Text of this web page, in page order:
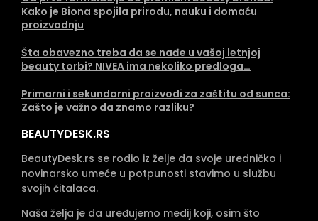
Kako je Biona spojila prirodu, nauku i domaću
proizvodnju
Šta obavezno treba da se nađe u vašoj letnjoj
beauty torbi? NIVEA ima nekoliko predloga…
Primarni i sekundarni proizvodi za zaštitu od sunca:
Zašto je važno da znamo razliku?
BEAUTYDESK.RS
BeautyDesk.rs se rodio iz želje da svoje uredničko i
novinarsko umeće u potpunosti stavimo u službu
svojih čitalaca.
Naša želja je da uređujemo medij koji, osim što